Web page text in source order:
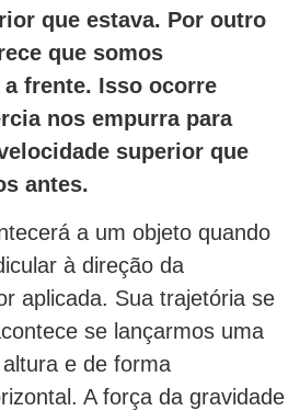
que estava. Por outro
que somos
frente. Isso ocorre
nos empurra para
superior que
antes.
a um objeto quando
à direção da
aplicada. Sua trajetória se
se lançarmos uma
e de forma
A força da gravidade